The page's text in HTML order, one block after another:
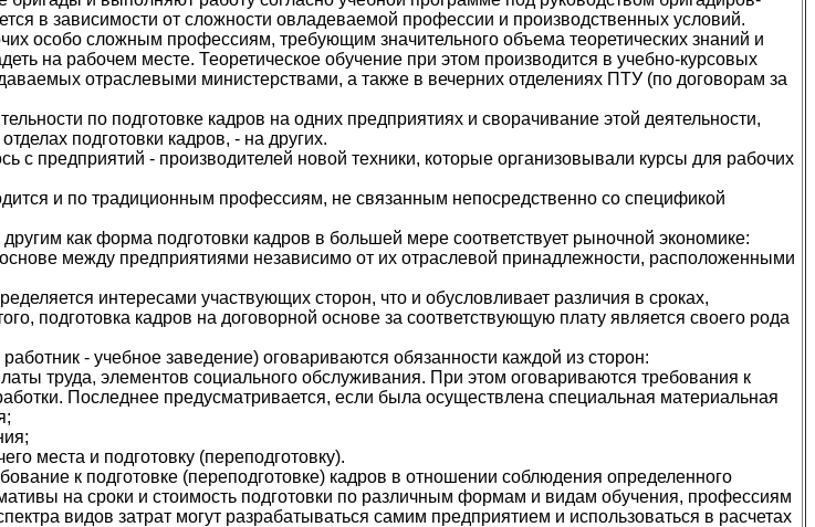
в зависимости от сложности овладеваемой профессии и производственных условий.
особо сложным профессиям, требующим значительного объема теоретических знаний и
на рабочем месте. Теоретическое обучение при этом производится в учебно-курсовых
отраслевыми министерствами, а также в вечерних отделениях ПТУ (по договорам за
по подготовке кадров на одних предприятиях и сворачивание этой деятельности,
подготовки кадров, - на других.
с предприятий - производителей новой техники, которые организовывали курсы для рабочих
и по традиционным профессиям, не связанным непосредственно со спецификой
как форма подготовки кадров в большей мере соответствует рыночной экономике:
между предприятиями независимо от их отраслевой принадлежности, расположенными
интересами участвующих сторон, что и обусловливает различия в сроках,
подготовка кадров на договорной основе за соответствующую плату является своего рода
- учебное заведение) оговариваются обязанности каждой из сторон:
труда, элементов социального обслуживания. При этом оговариваются требования к
Последнее предусматривается, если была осуществлена специальная материальная
места и подготовку (переподготовку).
к подготовке (переподготовке) кадров в отношении соблюдения определенного
на сроки и стоимость подготовки по различным формам и видам обучения, профессиям
видов затрат могут разрабатываться самим предприятием и использоваться в расчетах